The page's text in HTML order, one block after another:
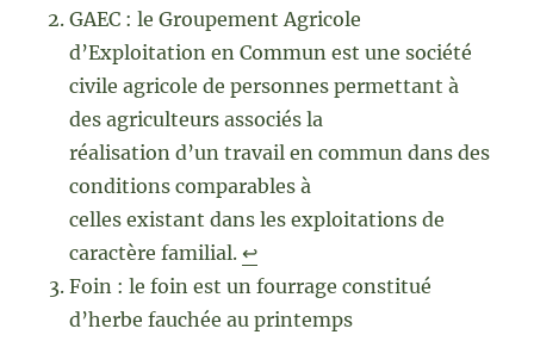
GAEC : le Groupement Agricole
d’Exploitation en Commun est une société
civile agricole de personnes permettant à
des agriculteurs associés la
réalisation d’un travail en commun dans des
conditions comparables à
celles existant dans les exploitations de
caractère familial. ↩︎
Foin : le foin est un fourrage constitué
d’herbe fauchée au printemps